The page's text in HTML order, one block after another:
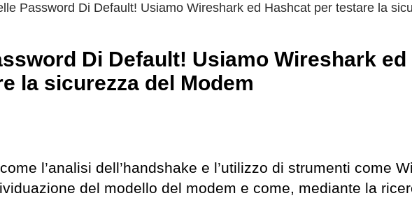
Password Di Default! Usiamo Wireshark ed Hashcat per testare la
Di Default! Usiamo Wireshark ed
la sicurezza del Modem
l’analisi dell’handshake e l’utilizzo di strumenti come
del modello del modem e come, mediante la